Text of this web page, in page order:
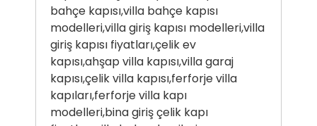
bahçe kapısı,villa bahçe kapısı
modelleri,villa giriş kapısı modelleri,villa
giriş kapısı fiyatları,çelik ev
kapısı,ahşap villa kapısı,villa garaj
kapısı,çelik villa kapısı,ferforje villa
kapıları,ferforje villa kapı
modelleri,bina giriş çelik kapı